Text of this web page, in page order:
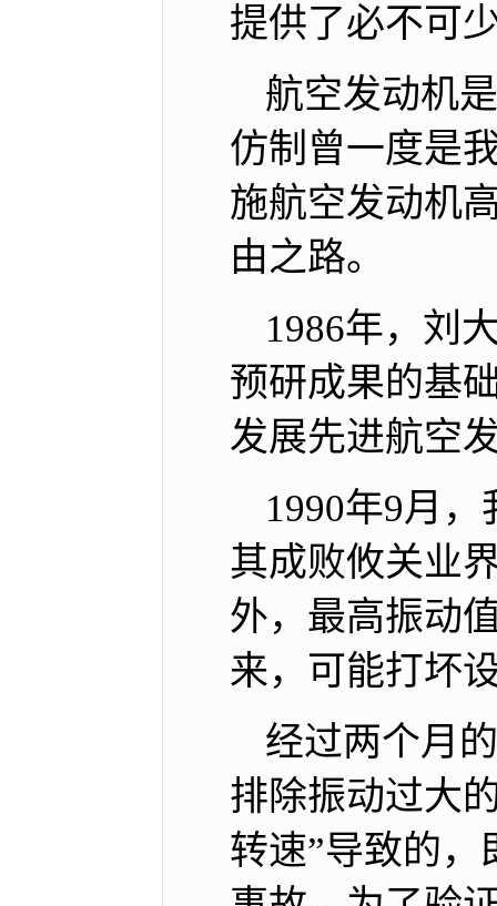
提供了必不可
航空发动机
仿制曾一度是
施航空发动机
由之路。
1986年，刘
预研成果的基
发展先进航空
1990年9月
其成败攸关业
外，最高振动
来，可能打坏
经过两个月
排除振动过大
转速”导致的